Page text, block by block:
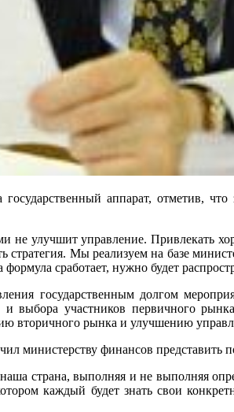
аппарат, отметив,
не улучшит управление. Привлекать
Мы реализуем на базе
сработает, нужно будет
государственным долгом
участников первичного
вторичного рынка и улучшению
министерству финансов представить
страна, выполняя и не выполняя
каждый будет знать свои